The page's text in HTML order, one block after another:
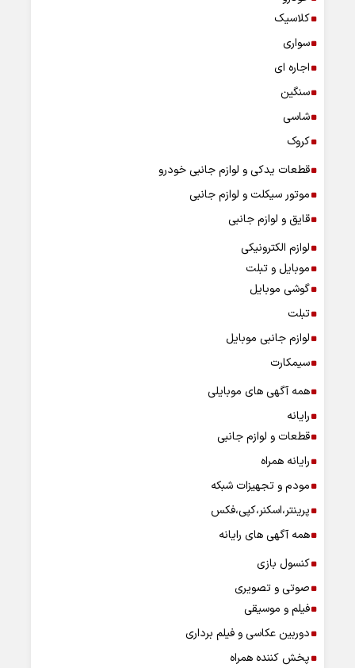
کلاسیک
سواری
اجاره ای
سنگین
شاسی
کروک
قطعات یدکی و لوازم جانبی خودرو
موتور سیکلت و لوازم جانبی
قایق و لوازم جانبی
لوازم الکترونیکی
موبایل و تبلت
گوشی موبایل
تبلت
لوازم جانبی موبایل
سیمکارت
همه آگهی های موبایلی
رایانه
قطعات و لوازم جانبی
رایانه همراه
مودم و تجهیزات شبکه
پرینتر،اسکنر،کپی،فکس
همه آگهی های رایانه
کنسول بازی
صوتی و تصویری
فیلم و موسیقی
دوربین عکاسی و فیلم برداری
پخش کننده همراه